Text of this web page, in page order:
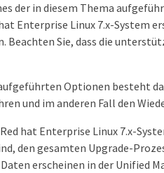
der in diesem Thema
Enterprise Linux 7.x-System
Sie, dass die
Optionen besteht
und im anderen Fall den
hat Enterprise Linux 7.x-
den gesamten Upgrade-
erscheinen in der Unified